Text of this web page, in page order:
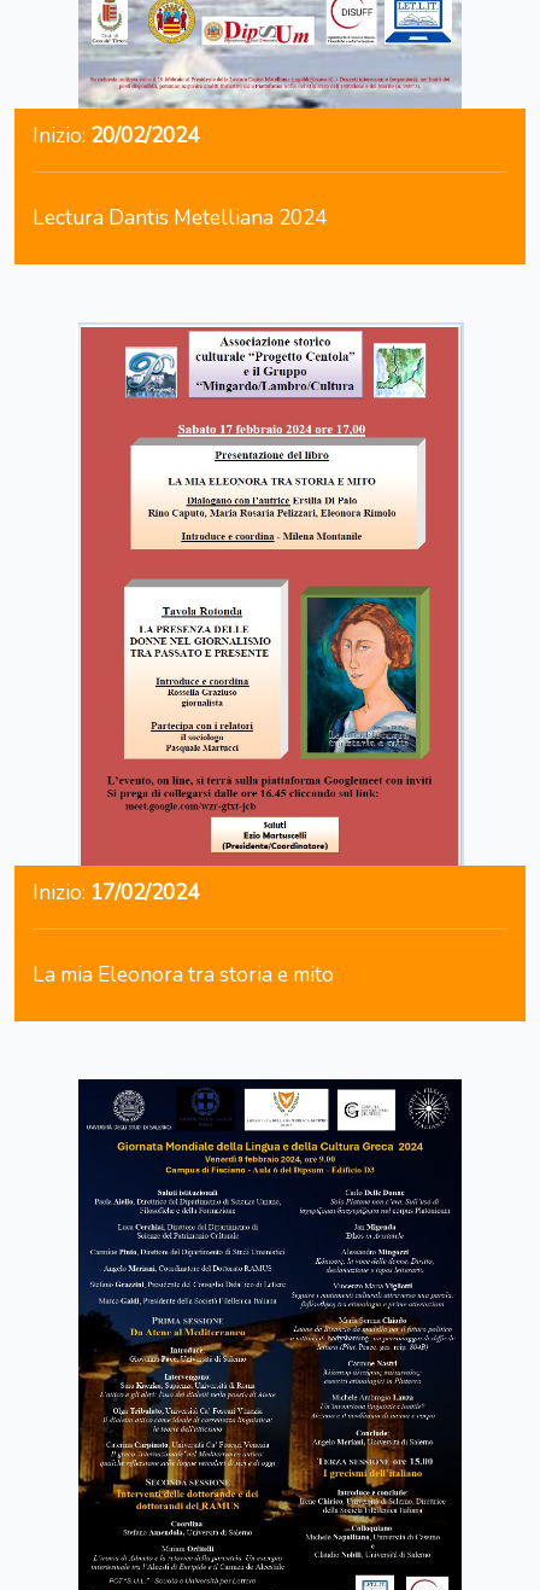
Inizio: 20/02/2024
Lectura Dantis Metelliana 2024
Inizio: 17/02/2024
La mia Eleonora tra storia e mito